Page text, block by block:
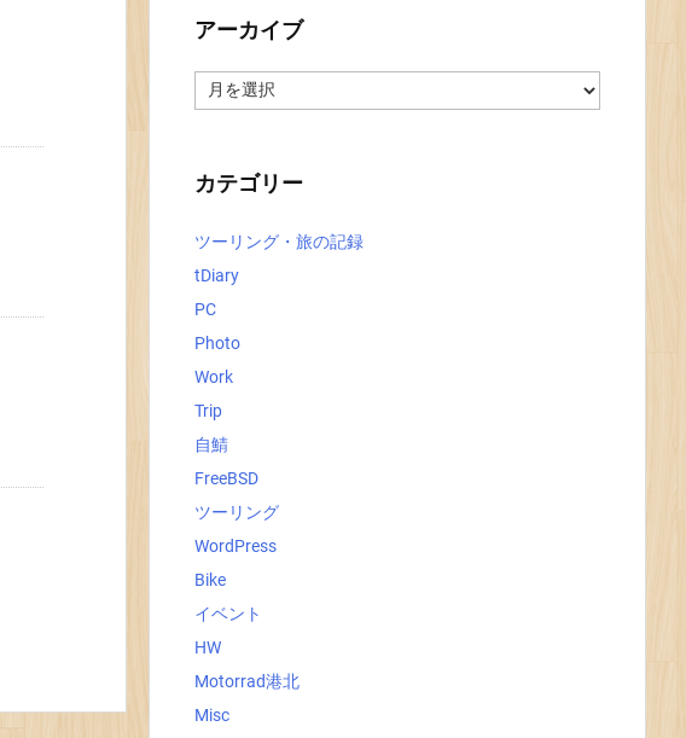
アーカイブ
ー
カテゴリー
ツーリング・旅の記録
tDiary
PC
Photo
Work
Trip
自鯖
FreeBSD
ツーリング
WordPress
Bike
イベント
HW
Motorrad港北
Misc